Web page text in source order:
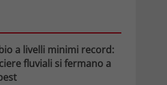
a livelli minimi record:
fluviali si fermano a